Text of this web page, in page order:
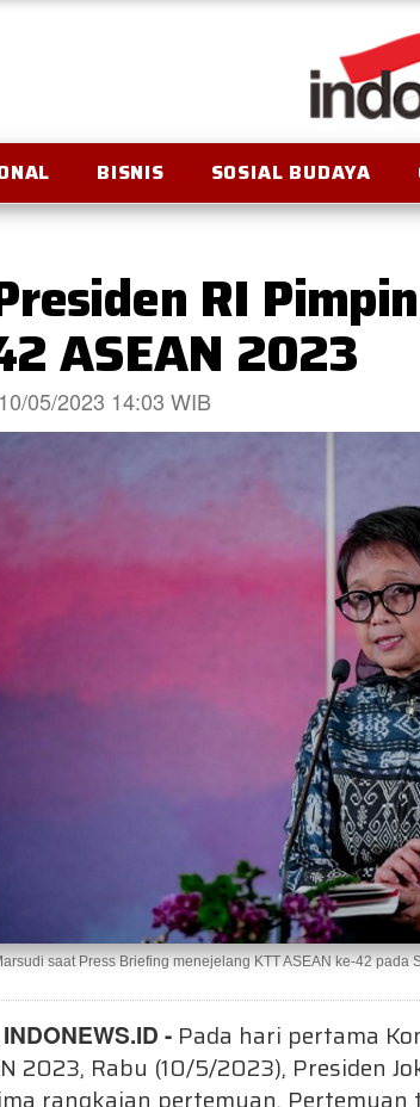
BISNIS SOSIAL BUDAYA
RI
ASEAN 2023
05/2023 14:03 WIB
saat Press Briefing menejelang KTT ASEAN ke-42 pada
INDONEWS.ID - Pada hari pertama
2023, Rabu (10/5/2023), Presiden